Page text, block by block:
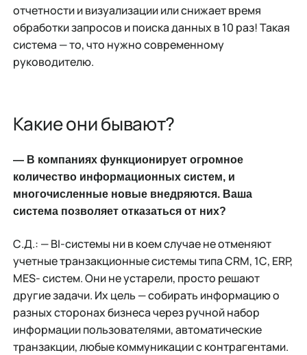
отчетности и визуализации или снижает время
обработки запросов и поиска данных в 10 раз! Такая
система — то, что нужно современному
руководителю.
Какие они бывают?
— В компаниях функционирует огромное
количество информационных систем, и
многочисленные новые внедряются. Ваша
система позволяет отказаться от них?
С.Д.: — BI-системы ни в коем случае не отменяют
учетные транзакционные системы типа CRM, 1С, ERP,
MES- систем. Они не устарели, просто решают
другие задачи. Их цель — собирать информацию о
разных сторонах бизнеса через ручной набор
информации пользователями, автоматические
транзакции, любые коммуникации с контрагентами.